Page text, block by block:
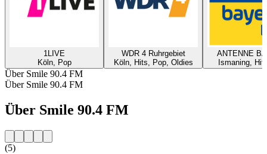
1LIVE
Köln, Pop
WDR 4 Ruhrgebiet
Köln, Hits, Pop, Oldies
ANTENNE
Ismaning,
Über Smile 90.4 FM
Über Smile 90.4 FM
Über Smile 90.4 FM
(5)